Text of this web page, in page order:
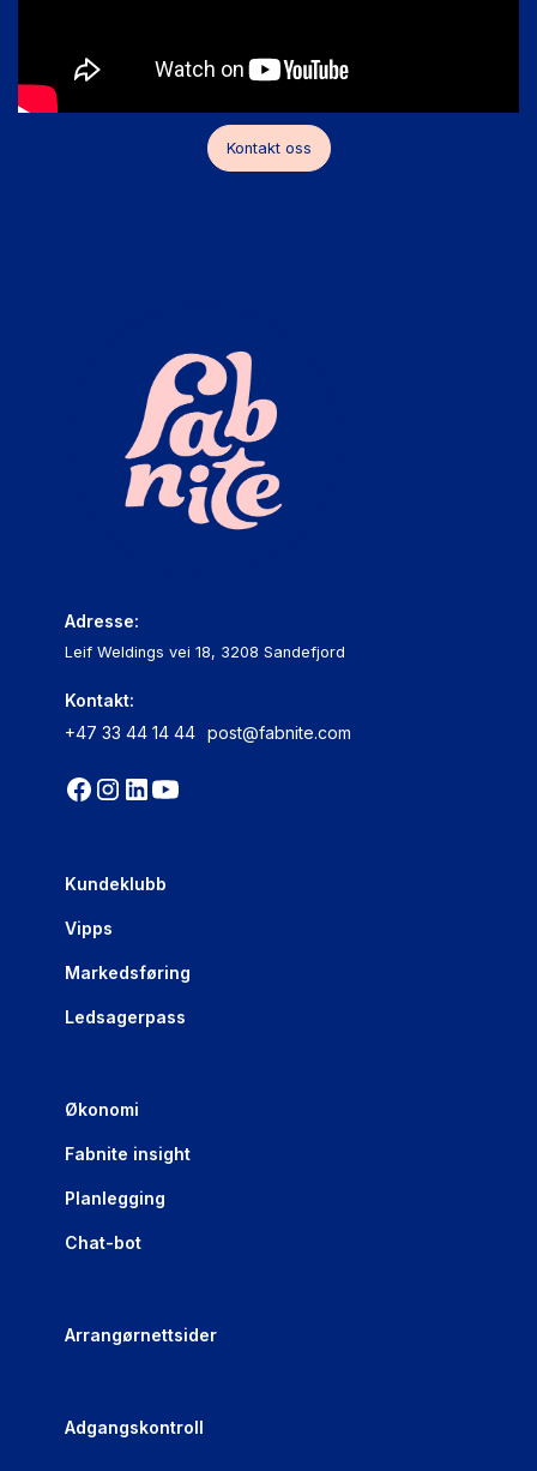
Kontakt oss
Adresse:
Leif Weldings vei 18, 3208 Sandefjord
Kontakt:
+47 33 44 14 44
post@fabnite.com
Kundeklubb
Vipps
Markedsføring
Ledsagerpass
Økonomi
Fabnite insight
Planlegging
Chat-bot
Arrangørnettsider
Adgangskontroll